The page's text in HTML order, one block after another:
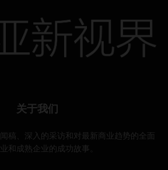
关于我们
稿、深入的采访和对最新商业趋势的全面
和成熟企业的成功故事。